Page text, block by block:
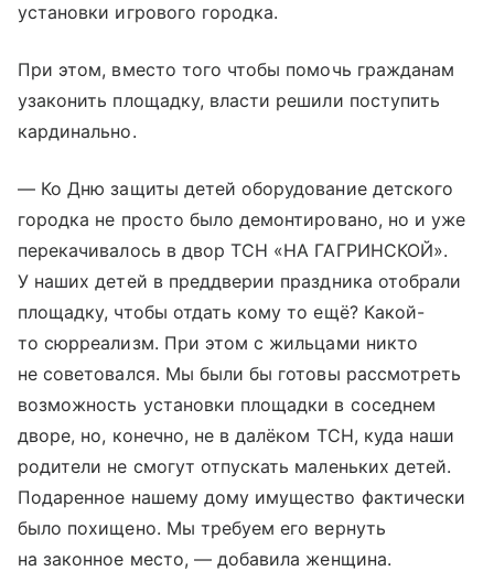
установки игрового городка.
При этом, вместо того чтобы помочь гражданам
узаконить площадку, власти решили поступить
кардинально.
— Ко Дню защиты детей оборудование детского
городка не просто было демонтировано, но и уже
перекачивалось в двор ТСН «НА ГАГРИНСКОЙ».
У наших детей в преддверии праздника отобрали
площадку, чтобы отдать кому то ещё? Какой-
то сюрреализм. При этом с жильцами никто
не советовался. Мы были бы готовы рассмотреть
возможность установки площадки в соседнем
дворе, но, конечно, не в далёком ТСН, куда наши
родители не смогут отпускать маленьких детей.
Подаренное нашему дому имущество фактически
было похищено. Мы требуем его вернуть
на законное место, — добавила женщина.